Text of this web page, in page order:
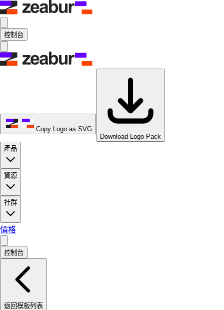
控制台
Copy Logo as SVG
Download Logo Pack
產品
資源
社群
價格
控制台
返回模板列表